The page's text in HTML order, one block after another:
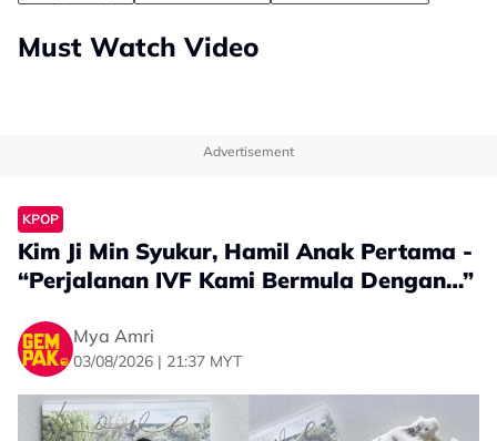
Must Watch Video
Advertisement
KPOP
Kim Ji Min Syukur, Hamil Anak Pertama -
“Perjalanan IVF Kami Bermula Dengan…”
Mya Amri
03/08/2026 | 21:37 MYT